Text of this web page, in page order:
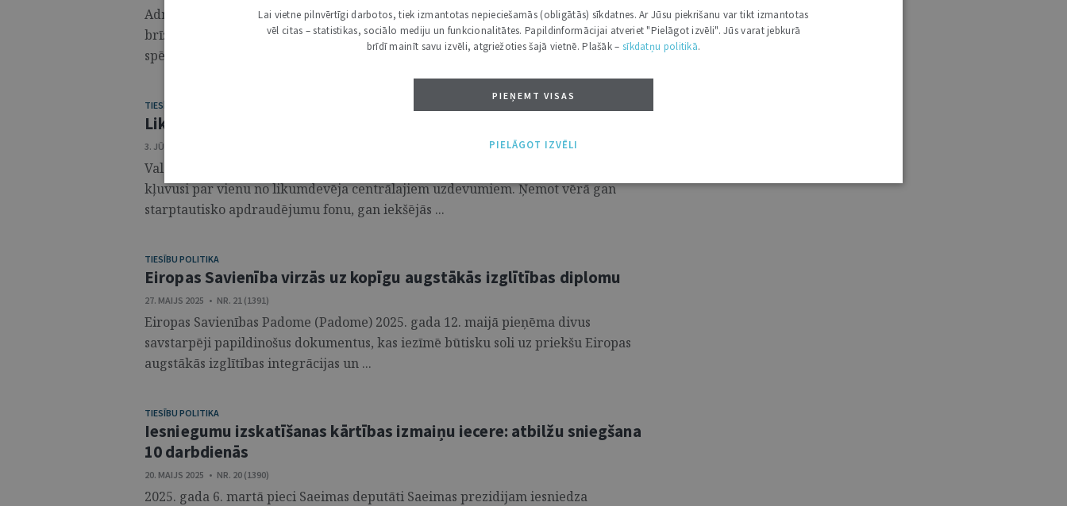
Administratīvā sloga samazināšana ir kļuvusi par vienu no Eiropas Savienības šī
brīža politikas pamatmērķiem, īpaši attiecībā uz augošiem uzņēmumiem, kuriem
spēkā esošie tiesību akti nereti uzliek ...
TIESĪBU POLITIKA
Likumdošanas aktualitātes drošības un militārajā jomā
3. JŪNIJS 2025 • NR. 22 (1392)
Valsts aizsardzības spēju stiprināšana un sabiedrības noturības paaugstināšana
kļuvusi par vienu no likumdevēja centrālajiem uzdevumiem. Ņemot vērā gan
starptautisko apdraudējumu fonu, gan iekšējās ...
TIESĪBU POLITIKA
Eiropas Savienība virzās uz kopīgu augstākās izglītības diplomu
27. MAIJS 2025 • NR. 21 (1391)
Eiropas Savienības Padome (Padome) 2025. gada 12. maijā pieņēma divus
savstarpēji papildinošus dokumentus, kas iezīmē būtisku soli uz priekšu Eiropas
augstākās izglītības integrācijas un ...
TIESĪBU POLITIKA
Iesniegumu izskatīšanas kārtības izmaiņu iecere: atbilžu sniegšana
10 darbdienās
20. MAIJS 2025 • NR. 20 (1390)
2025. gada 6. martā pieci Saeimas deputāti Saeimas prezidijam iesniedza
Lai vietne pilnvērtīgi darbotos, tiek izmantotas nepieciešamās (obligātās) sīkdatnes. Ar Jūsu piekrišanu var tikt izmantotas
vēl citas – statistikas, sociālo mediju un funkcionalitātes. Papildinformācijai atveriet "Pielāgot izvēli". Jūs varat jebkurā
brīdī mainīt savu izvēli, atgriežoties šajā vietnē. Plašāk – sīkdatņu politikā.
PIEŅEMT VISAS
PIELĀGOT IZVĒLI